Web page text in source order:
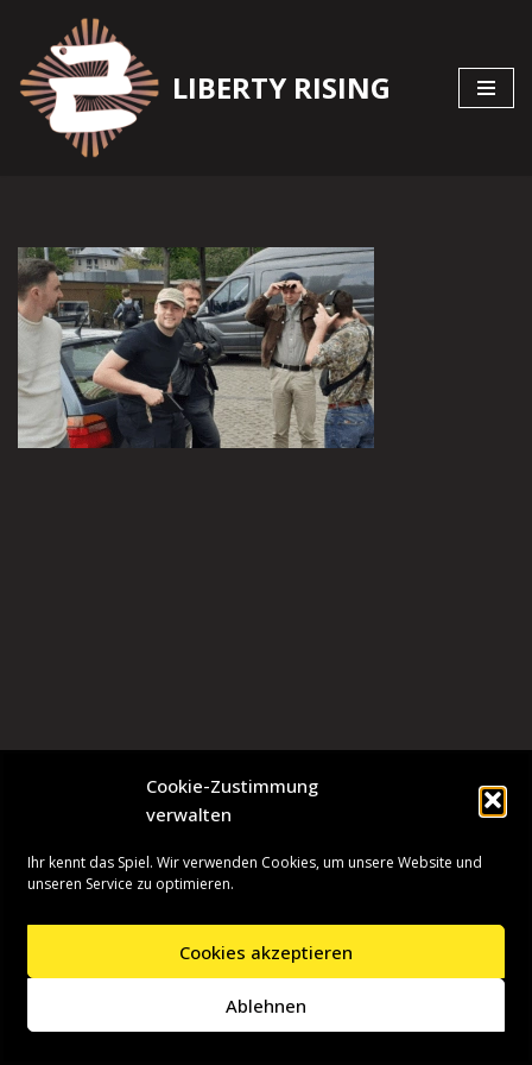
Cookie-Zustimmung
verwalten
Ihr kennt das Spiel. Wir verwenden Cookies, um unsere Website und
unseren Service zu optimieren.
Cookies akzeptieren
Ablehnen
Zum
Inhalt
springen
LIBERTY RISING
| Präsentiert vonWordPress
Presseinformationen